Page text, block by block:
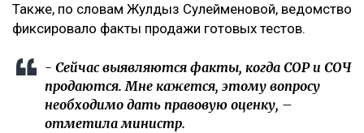
Также, по словам Жулдыз Сулейменовой, ведомство
фиксировало факты продажи готовых тестов.
- Сейчас выявляются факты, когда СОР и СОЧ
продаются. Мне кажется, этому вопросу
необходимо дать правовую оценку, –
отметила министр.